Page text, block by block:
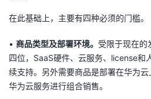
在此基础上，主要有四种必须的门槛。
• 商品类型及部署环境。 受限于现在的
四位，SaaS硬件、云服务、license和
续支持。另外需要商品是部署在华为
华为云服务进行组合销售。